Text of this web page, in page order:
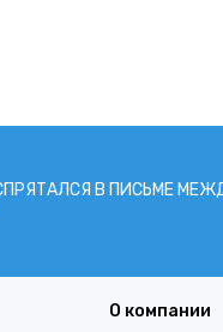
В ПИCЬМЕ
О компании